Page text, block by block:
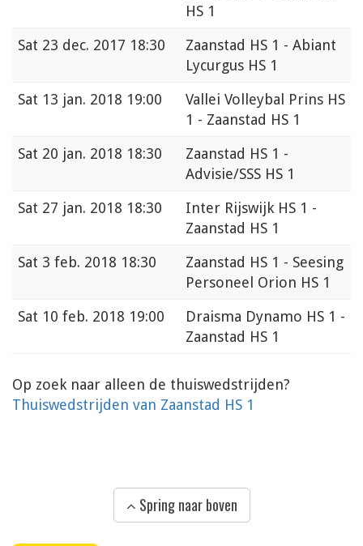
HS 1
Sat 23 dec. 2017 18:30
Zaanstad HS 1 - Abiant
Lycurgus HS 1
Sat 13 jan. 2018 19:00
Vallei Volleybal Prins HS
1 - Zaanstad HS 1
Sat 20 jan. 2018 18:30
Zaanstad HS 1 -
Advisie/SSS HS 1
Sat 27 jan. 2018 18:30
Inter Rijswijk HS 1 -
Zaanstad HS 1
Sat 3 feb. 2018 18:30
Zaanstad HS 1 - Seesing
Personeel Orion HS 1
Sat 10 feb. 2018 19:00
Draisma Dynamo HS 1 -
Zaanstad HS 1
Op zoek naar alleen de thuiswedstrijden?
Thuiswedstrijden van Zaanstad HS 1
Spring naar boven